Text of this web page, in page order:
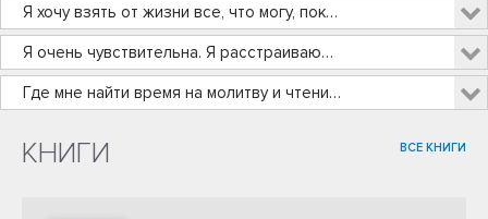
Я хочу взять от жизни все, что могу, пока я молод.Почему бы мне не повеселиться вдоволь?
Я очень чувствительна. Я расстраиваюсь и обижаюсь, когда подвергаюсь критике.
Где мне найти время на молитву и чтение Библии при всей моей занятости?
КНИГИ ВСЕ КНИГИ